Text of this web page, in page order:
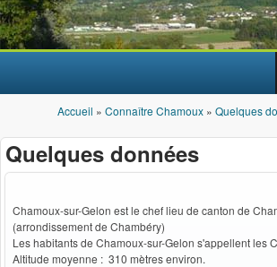
Vous êtes ici
Accueil » Connaître Chamoux » Quelques
Quelques données
Chamoux-sur-Gelon est le chef lieu de canton de
(arrondissement de Chambéry)
Les habitants de Chamoux-sur-Gelon s'appellent les
Altitude moyenne : 310 mètres environ.